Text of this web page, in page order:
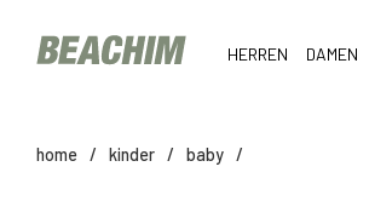
HERREN DAMEN
home / kinder / baby /